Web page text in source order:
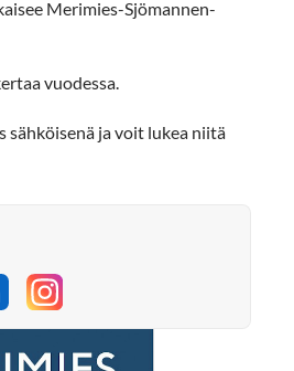
Merimies-Sjömannen-
vuodessa.
sähköisenä ja voit lukea niitä
LinkedInissä